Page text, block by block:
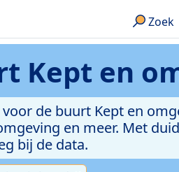
Zoek
Kept en
de buurt Kept en
en meer. Met
bij de data.